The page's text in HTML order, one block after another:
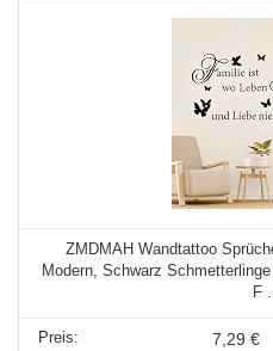
ZMDMAH Wandtattoo
Modern, Schwarz
F ...
7,29 €